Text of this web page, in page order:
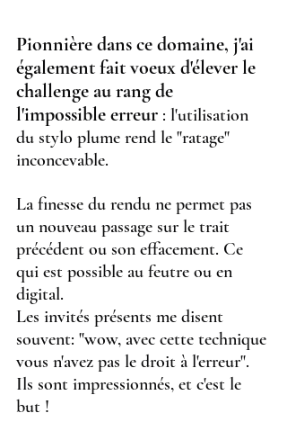
Pionnière dans ce domaine, j'ai
également fait voeux d'élever le
challenge au rang de
l'impossible erreur : l'utilisation
du stylo plume rend le "ratage"
inconcevable.
La finesse du rendu ne permet pas
un nouveau passage sur le trait
précédent ou son effacement. Ce
qui est possible au feutre ou en
digital.
Les invités présents me disent
souvent: "wow, avec cette technique
vous n'avez pas le droit à l'erreur".
Ils sont impressionnés, et c'est le
but !